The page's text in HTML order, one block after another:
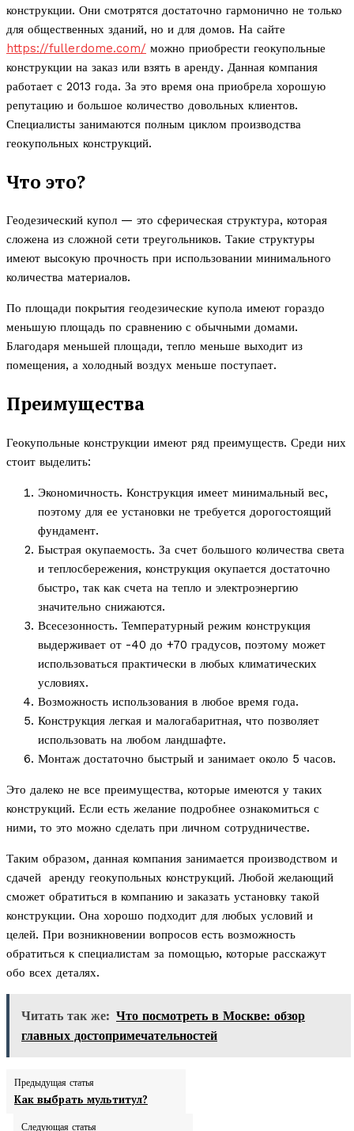
конструкции. Они смотрятся достаточно гармонично не только
для общественных зданий, но и для домов. На сайте
https://fullerdome.com/ можно приобрести геокупольные
конструкции на заказ или взять в аренду. Данная компания
работает с 2013 года. За это время она приобрела хорошую
репутацию и большое количество довольных клиентов.
Специалисты занимаются полным циклом производства
геокупольных конструкций.
Что это?
Геодезический купол — это сферическая структура, которая
сложена из сложной сети треугольников. Такие структуры
имеют высокую прочность при использовании минимального
количества материалов.
По площади покрытия геодезические купола имеют гораздо
меньшую площадь по сравнению с обычными домами.
Благодаря меньшей площади, тепло меньше выходит из
помещения, а холодный воздух меньше поступает.
Преимущества
Геокупольные конструкции имеют ряд преимуществ. Среди них
стоит выделить:
Экономичность. Конструкция имеет минимальный вес,
поэтому для ее установки не требуется дорогостоящий
фундамент.
Быстрая окупаемость. За счет большого количества света
и теплосбережения, конструкция окупается достаточно
быстро, так как счета на тепло и электроэнергию
значительно снижаются.
Всесезонность. Температурный режим конструкция
выдерживает от -40 до +70 градусов, поэтому может
использоваться практически в любых климатических
условиях.
Возможность использования в любое время года.
Конструкция легкая и малогабаритная, что позволяет
использовать на любом ландшафте.
Монтаж достаточно быстрый и занимает около 5 часов.
Это далеко не все преимущества, которые имеются у таких
конструкций. Если есть желание подробнее ознакомиться с
ними, то это можно сделать при личном сотрудничестве.
Таким образом, данная компания занимается производством и
сдачей аренду геокупольных конструкций. Любой желающий
сможет обратиться в компанию и заказать установку такой
конструкции. Она хорошо подходит для любых условий и
целей. При возникновении вопросов есть возможность
обратиться к специалистам за помощью, которые расскажут
обо всех деталях.
Читать так же: Что посмотреть в Москве: обзор
главных достопримечательностей
Предыдущая статья
Как выбрать мультитул?
Следующая статья